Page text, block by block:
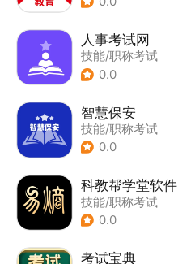
人事考试网
技能/职称考试
0.0
智慧保安
技能/职称考试
0.0
科教帮学堂软件
技能/职称考试
0.0
考试宝典